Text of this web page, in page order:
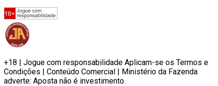
+18 | Jogue com responsabilidade Aplicam-se os Termos e
Condições | Conteúdo Comercial | Ministério da Fazenda
adverte: Aposta não é investimento.